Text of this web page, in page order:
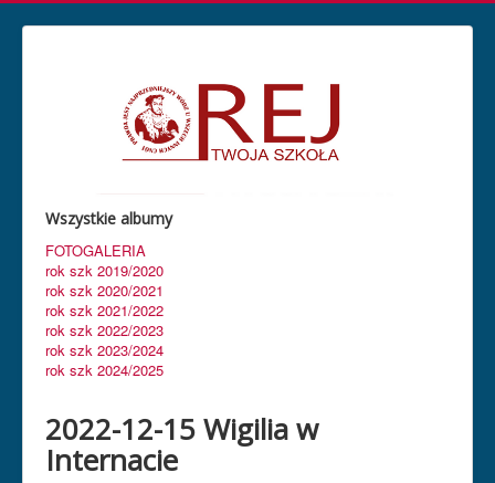
Wszystkie albumy
FOTOGALERIA
rok szk 2019/2020
rok szk 2020/2021
rok szk 2021/2022
rok szk 2022/2023
rok szk 2023/2024
rok szk 2024/2025
2022-12-15 Wigilia w
Internacie